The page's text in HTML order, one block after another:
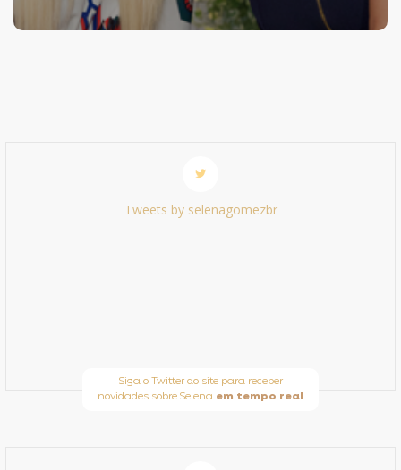
Tweets by selenagomezbr
Siga o Twitter do site para receber
novidades sobre Selena em tempo real